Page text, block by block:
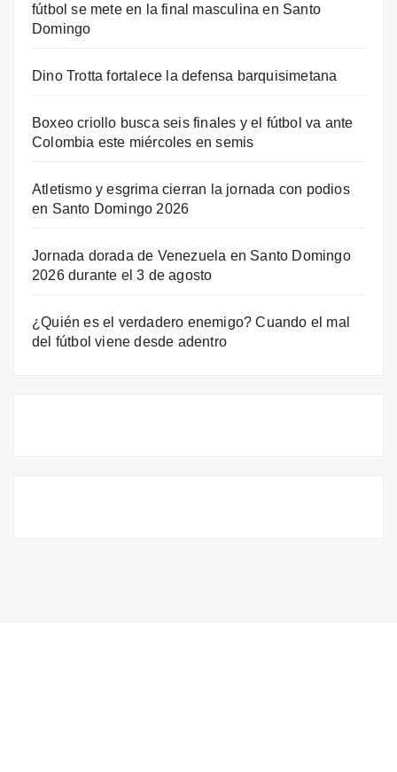
fútbol se mete en la final masculina en Santo
Domingo
Dino Trotta fortalece la defensa barquisimetana
Boxeo criollo busca seis finales y el fútbol va ante
Colombia este miércoles en semis
Atletismo y esgrima cierran la jornada con podios
en Santo Domingo 2026
Jornada dorada de Venezuela en Santo Domingo
2026 durante el 3 de agosto
¿Quién es el verdadero enemigo? Cuando el mal
del fútbol viene desde adentro